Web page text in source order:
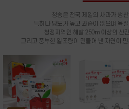
청송은 전국 제일의 사과가 생
특히나 당도가 높고 과즙이 많으며 육
청정지역인 해발 250m 이상의 산
그리고 풍부한 일조량이 만들어 낸 자연이